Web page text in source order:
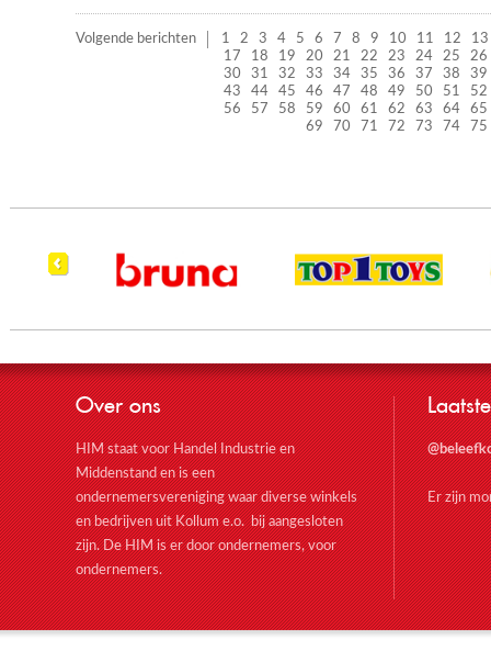
Volgende berichten 1 2 3 4 5 6 7 8 9 10 11 12
13
17
18 19 20 21 22 23 24 25
26
30
31 32 33 34 35 36 37 38
39
43
44 45 46 47 48 49 50 51
52
56
57 58 59 60 61 62 63 64
65
69
70 71 72 73 74 75
Over ons
HIM staat voor Handel Industrie en
Middenstand en is een
ondernemersvereniging waar diverse winkels
en bedrijven uit Kollum e.o. bij aangesloten
zijn. De HIM is er door ondernemers, voor
ondernemers.
Er zijn